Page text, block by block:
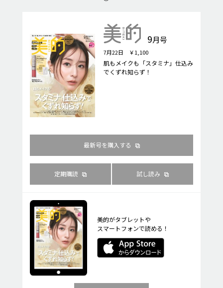
9月号
7月22日 ￥1,100
肌もメイクも「スタミナ」仕込み
でくずれ知らず！
最新号を購入する
定期購読 試し読み
美的がタブレットや
スマートフォンで読める！